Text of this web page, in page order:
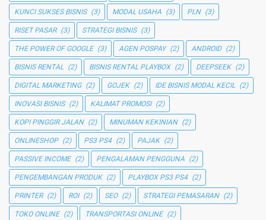
KUNCI SUKSES BISNIS (3) MODAL USAHA (3) PLN (3)
RISET PASAR (3) STRATEGI BISNIS (3)
THE POWER OF GOOGLE (3) AGEN POSPAY (2) ANDROID (2)
BISNIS RENTAL (2) BISNIS RENTAL PLAYBOX (2) DEEPSEEK (2)
DIGITAL MARKETING (2) GOJEK (2) IDE BISNIS MODAL KECIL (2)
INOVASI BISNIS (2) KALIMAT PROMOSI (2)
KOPI PINGGIR JALAN (2) MINUMAN KEKINIAN (2)
ONLINESHOP (2) PS3 PS4 (2) PAJAK (2)
PASSIVE INCOME (2) PENGALAMAN PENGGUNA (2)
PENGEMBANGAN PRODUK (2) PLAYBOX PS3 PS4 (2)
PRINTER (2) ROI (2) SEO (2) STRATEGI PEMASARAN (2)
TOKO ONLINE (2) TRANSPORTASI ONLINE (2)